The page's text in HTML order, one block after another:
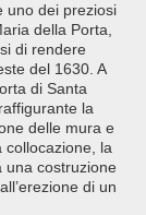
uno dei preziosi
della Porta,
di rendere
del 1630. A
di Santa
la
delle mura e
collocazione, la
una costruzione
di un